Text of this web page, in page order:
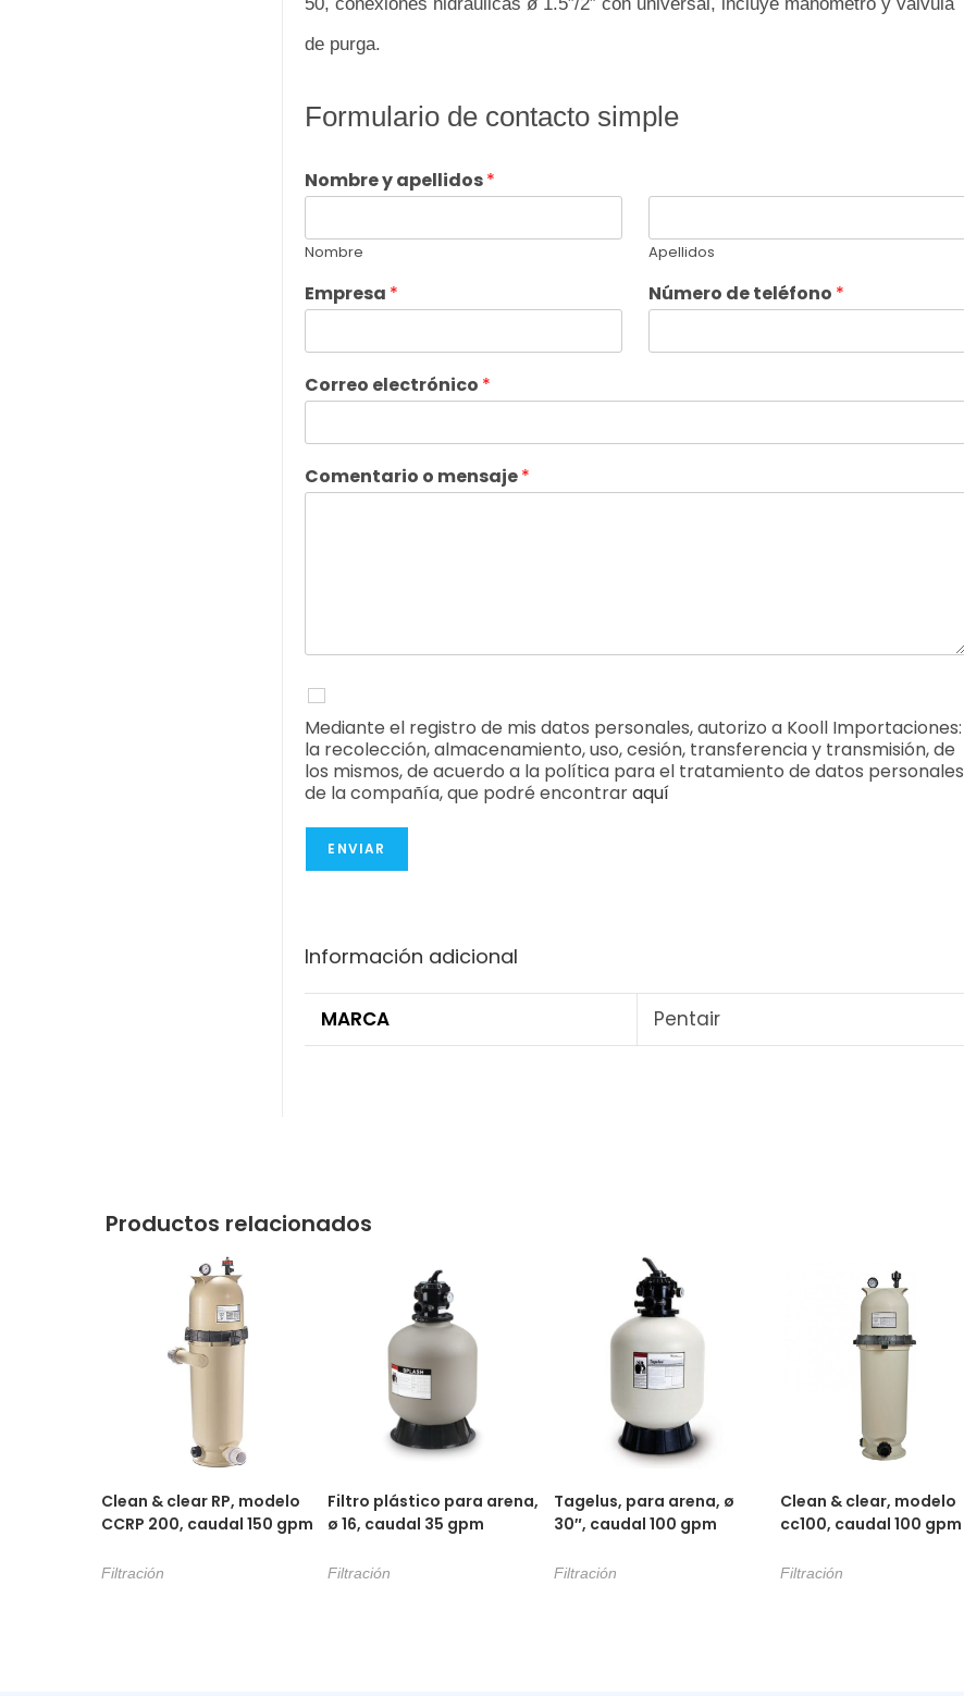
de purga.
Formulario de contacto simple
Nombre y apellidos*
Nombre Apellidos
Empresa * Número de teléfono *
Correo electrónico *
Comentario o mensaje*
Mediante el registro de mis datos personales, autorizo a Kooll Importaciones:
la recolección, almacenamiento, uso, cesión, transferencia y transmisión, de
los mismos, de acuerdo a la política para el tratamiento de datos personales
de la compañía, que podré encontraraquí
ENVIAR
Información adicional
MARCA Pentair
Productos relacionados
Clean & clear RP, modelo
CCRP 200, caudal 150 gpm
Filtración
Filtro plástico para arena,
ø 16, caudal 35 gpm
Filtración
Tagelus, para arena, ø
30″, caudal 100 gpm
Filtración
Clean & clear, modelo
cc100, caudal 100 gpm
Filtración